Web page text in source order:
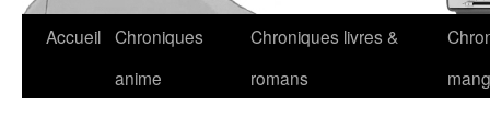
Accueil Chroniques
anime
Chroniques livres &
romans